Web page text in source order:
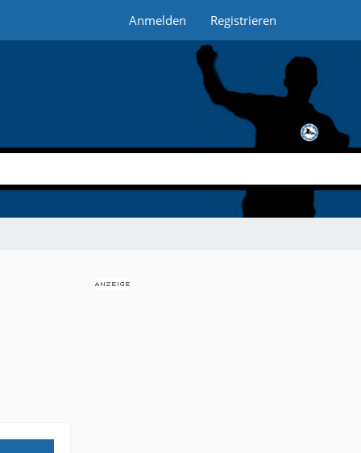
Anmelden Registrieren